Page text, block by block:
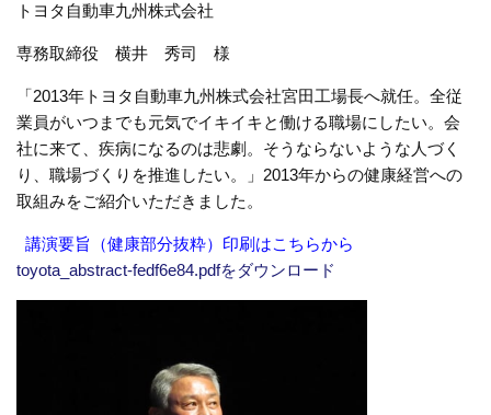
トヨタ自動車九州株式会社
専務取締役 横井 秀司 様
「2013年トヨタ自動車九州株式会社宮田工場長へ就任。全従
業員がいつまでも元気でイキイキと働ける職場にしたい。会
社に来て、疾病になるのは悲劇。そうならないような人づく
り、職場づくりを推進したい。」2013年からの健康経営への
取組みをご紹介いただきました。
講演要旨（健康部分抜粋）印刷はこちらから
toyota_abstract-fedf6e84.pdfをダウンロード